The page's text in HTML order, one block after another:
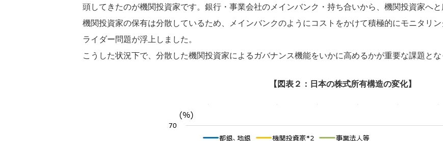
頭してきたのが機関投資家です。銀行・事業会社のメインバンク・持ち合いから、機関投資家へ
機関投資家の保有は分散しているため、メインバンクのようにコストをかけて積極的にモニタリ
ライダー問題が浮上しました。
こうした状況下で、分散した機関投資家によるガバナンス機能をいかに高めるかが重要な課題とな
【図表２：日本の株式所有構造の変化】